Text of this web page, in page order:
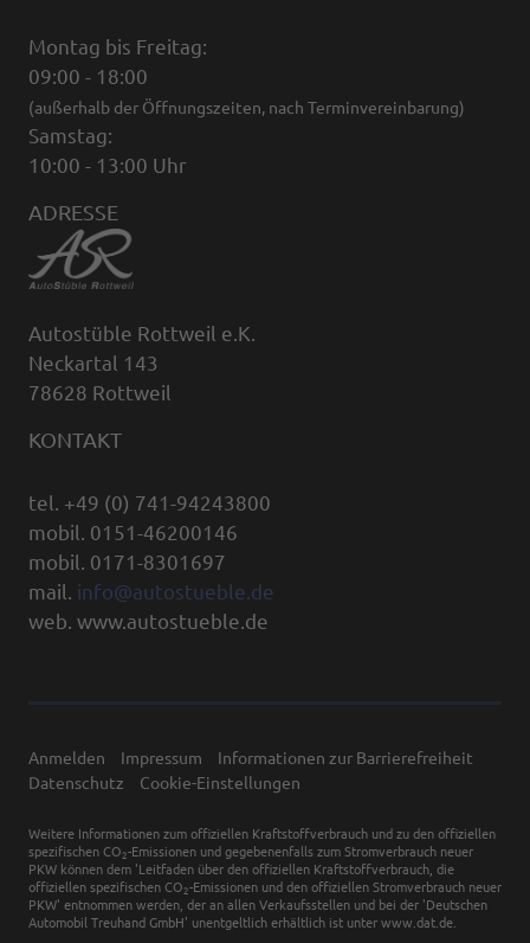
Montag bis Freitag:
09:00 - 18:00
(außerhalb der Öffnungszeiten, nach Terminvereinbarung)
Samstag:
10:00 - 13:00 Uhr
ADRESSE
Autostüble Rottweil e.K.
Neckartal 143
78628 Rottweil
KONTAKT
tel. +49 (0) 741-94243800
mobil. 0151-46200146
mobil. 0171-8301697
mail. info@autostueble.de
web. www.autostueble.de
Anmelden Impressum
Informationen zur Barrierefreiheit
Datenschutz
Cookie-Einstellungen
Weitere Informationen zum offiziellen Kraftstoffverbrauch und zu den offiziellen
spezifischen CO 2-Emissionen und gegebenenfalls zum Stromverbrauch neuer
PKW können dem 'Leitfaden über den offiziellen Kraftstoffverbrauch, die
offiziellen spezifischen CO 2-Emissionen und den offiziellen Stromverbrauch neuer
PKW' entnommen werden, der an allen Verkaufsstellen und bei der 'Deutschen
Automobil Treuhand GmbH' unentgeltlich erhältlich ist unter www.dat.de.